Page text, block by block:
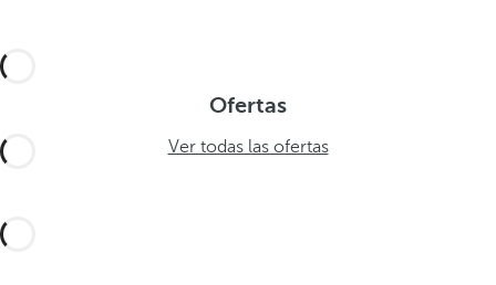
Ofertas
Ver todas las ofertas